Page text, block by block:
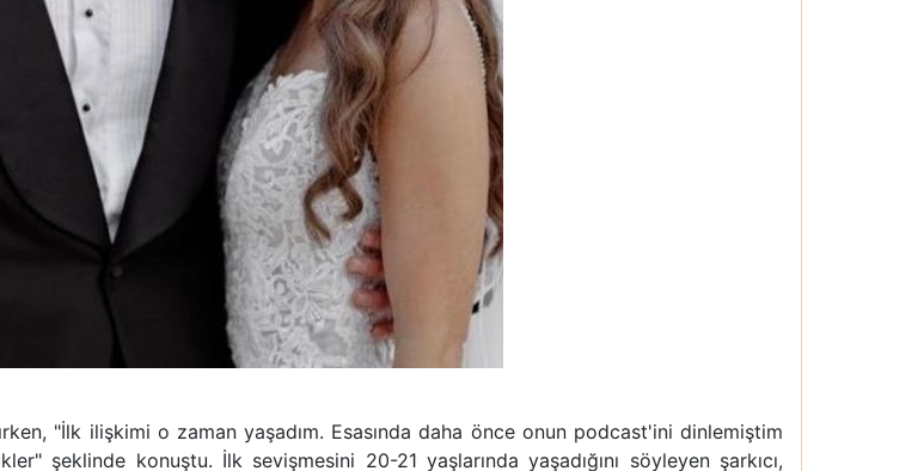
"İlk ilişkimi o zaman yaşadım. Esasında daha önce onun podcast'ini dinlemiştim
şeklinde konuştu. İlk sevişmesini 20-21 yaşlarında yaşadığını söyleyen şarkıcı,